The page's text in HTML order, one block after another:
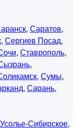
, Саратов,
, Сергиев Посад,
, Ставрополь,
,
, Сумы,
, Сарань,
Усолье-Сибирское,